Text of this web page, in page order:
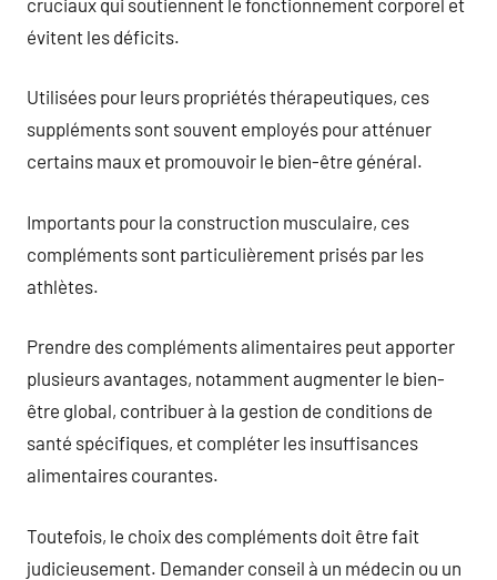
évitent les déficits.
Utilisées pour leurs propriétés thérapeutiques, ces
suppléments sont souvent employés pour atténuer
certains maux et promouvoir le bien-être général.
Importants pour la construction musculaire, ces
compléments sont particulièrement prisés par les
athlètes.
Prendre des compléments alimentaires peut apporter
plusieurs avantages, notamment augmenter le bien-
être global, contribuer à la gestion de conditions de
santé spécifiques, et compléter les insuffisances
alimentaires courantes.
Toutefois, le choix des compléments doit être fait
judicieusement. Demander conseil à un médecin ou un